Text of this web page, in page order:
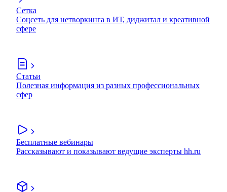
Сетка
Соцсеть для нетворкинга в ИТ, диджитал и креативной
сфере
Статьи
Полезная информация из разных профессиональных
сфер
Бесплатные вебинары
Рассказывают и показывают ведущие эксперты hh.ru